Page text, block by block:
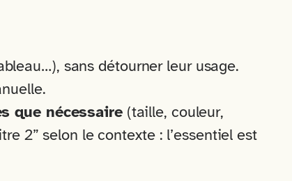
sans détourner leur usage.
que nécessaire(taille, couleur,
2” selon le contexte : l’essentiel est